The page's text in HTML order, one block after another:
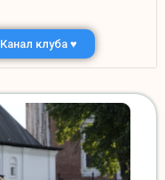
Канал клуба ♥